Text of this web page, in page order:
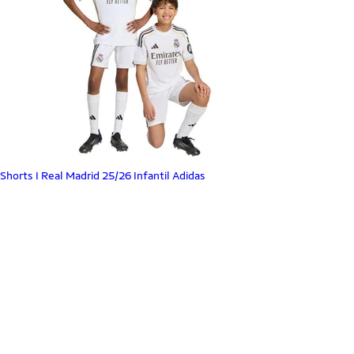
Shorts I Real Madrid 25/26 Infantil Adidas